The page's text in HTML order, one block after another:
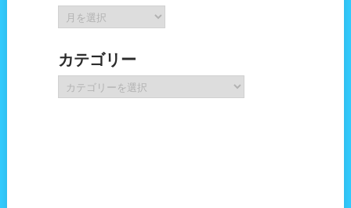
ー
イ
ブ
カテゴリー
テ